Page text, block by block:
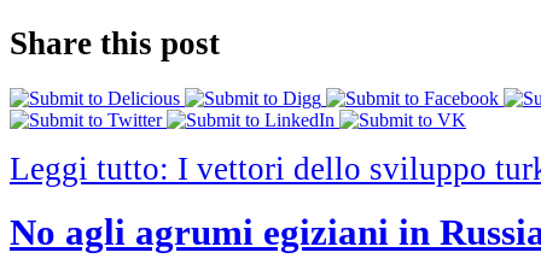
Share this post
Leggi tutto: I vettori dello sviluppo
No agli agrumi egiziani in